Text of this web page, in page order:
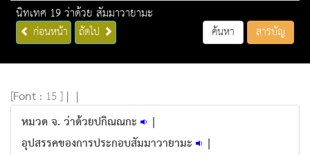
นิทเทศ 19 ว่าด้วย สัมมาวายามะ
ก่อนหน้า ถัดไป ค้นหา สารบัญ
[Font : 15 ] | |
หมวด จ. ว่าด้วยปกิณณกะ
|
อุปสรรคของการประกอบสัมมาวายามะ
|